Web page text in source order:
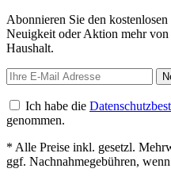
Abonnieren Sie den
Neuigkeit oder Aktion mehr
Haushalt.
Ich habe die
genommen.
* Alle Preise inkl. gesetzl.
ggf. Nachnahmegebühren,